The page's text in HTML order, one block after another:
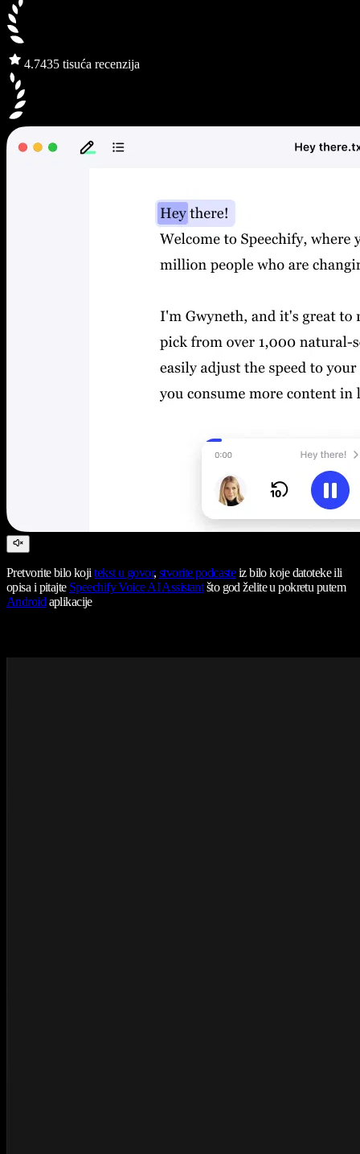
4.7435 tisuća recenzija
Pretvorite bilo kojitekst u govor, stvorite podcasteiz bilo koje datoteke ili
opisa i pitajte Speechify Voice AI Assistantšto god želite u pokretu putem
Androidaplikacije